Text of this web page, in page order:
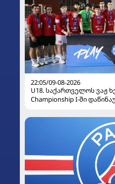
22:05/09-08-2026
U18. საქართველოს ვაჟ
Championship I-ში